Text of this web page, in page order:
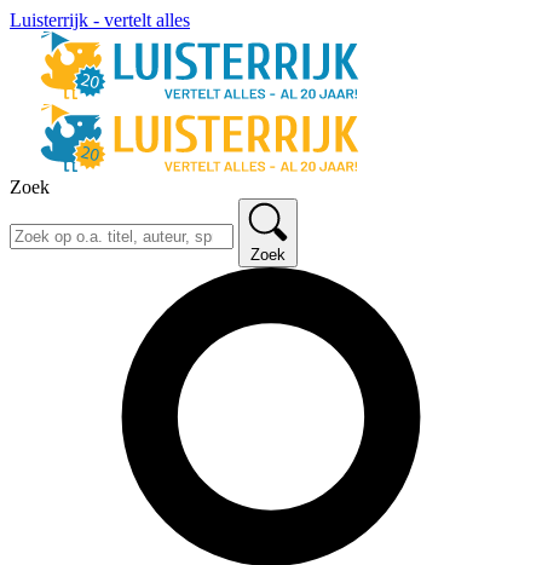
Luisterrijk - vertelt alles
Zoek
Zoek